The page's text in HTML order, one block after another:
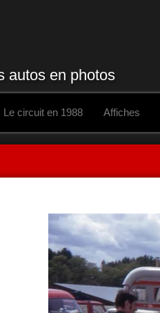
autos en photos
Le circuit en 1988 Affiches